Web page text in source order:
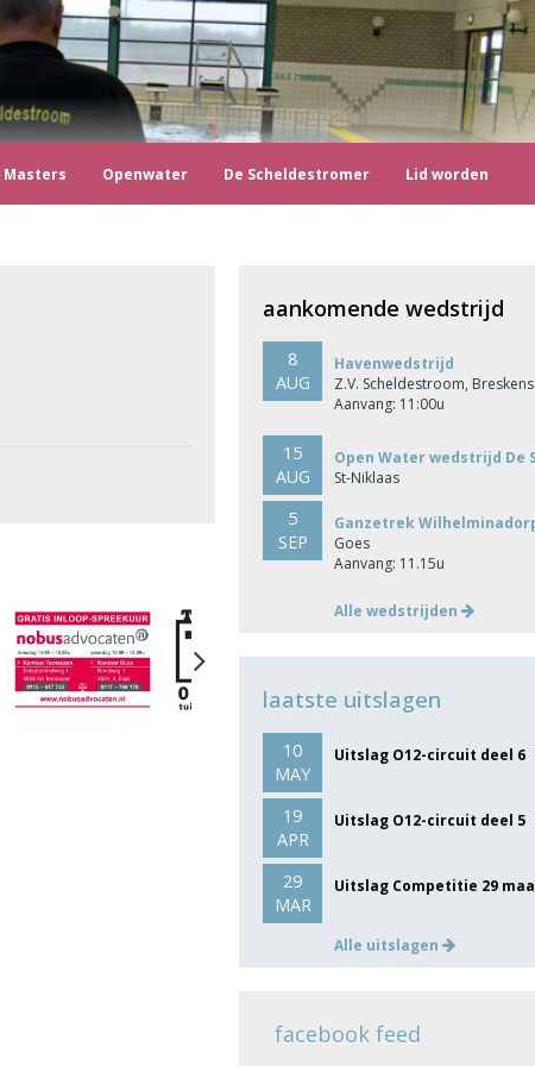
Masters Openwater De Scheldestromer Lid worden
Next
aankomende wedstrijd
8
AUG
Havenwedstrijd
Z.V. Scheldestroom, Breskens
Aanvang: 11:00u
15
AUG
Open Water wedstrijd De
St-Niklaas
5
SEP
Ganzetrek
Goes
Aanvang: 11.15u
Alle wedstrijden
laatste uitslagen
10
MAY
Uitslag O12-circuit deel 6
19
APR
Uitslag O12-circuit deel 5
29
MAR
Uitslag Competitie 29
Alle uitslagen
facebook feed